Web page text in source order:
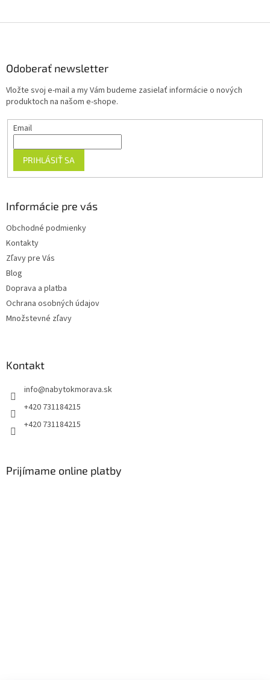
Odoberať newsletter
Vložte svoj e-mail a my Vám budeme zasielať informácie o nových
produktoch na našom e-shope.
Email
PRIHLÁSIŤ SA
Informácie pre vás
Obchodné podmienky
Kontakty
Zľavy pre Vás
Blog
Doprava a platba
Ochrana osobných údajov
Množstevné zľavy
Kontakt
info@nabytokmorava.sk
+420 731184215
+420 731184215
Prijímame online platby